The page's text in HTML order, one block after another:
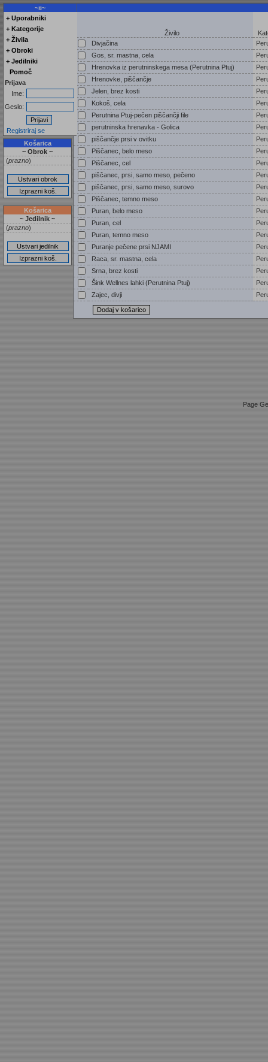
Živilo
Divjačina
Gos, sr. mastna, cela
Hrenovka iz perutninskega mesa (Perutnina Ptuj)
Hrenovke, piščančje
Jelen, brez kosti
Kokoš, cela
Perutnina Ptuj-pečen piščančji file
perutninska hrenavka - Golica
piščančje prsi v ovitku
Piščanec, belo meso
Piščanec, cel
piščanec, prsi, samo meso, pečeno
piščanec, prsi, samo meso, surovo
Piščanec, temno meso
Puran, belo meso
Puran, cel
Puran, temno meso
Puranje pečene prsi NJAMI
Raca, sr. mastna, cela
Srna, brez kosti
Šink Wellnes lahki (Perutnina Ptuj)
Zajec, divji
~¤~
+ Uporabniki
+ Kategorije
+ Živila
+ Obroki
+ Jedilniki
Pomoč
Prijava
Ime:
Geslo:
Registriraj se
Košarica
~ Obrok ~
(prazno)
Košarica
~ Jedilnik ~
(prazno)
Page